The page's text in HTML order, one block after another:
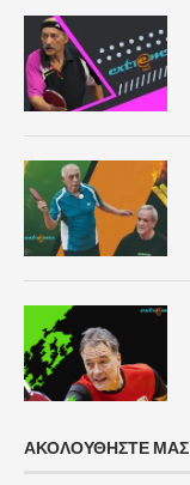
ΑΚΟΛΟΥΘΗΣΤΕ ΜΑΣ